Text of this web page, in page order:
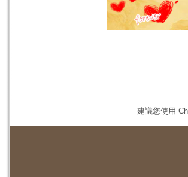
建議您使用